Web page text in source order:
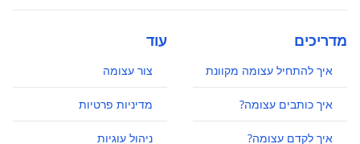
מדריכים
איך להתחיל עצומה מקוונת
איך כותבים עצומה?
איך לקדם עצומה?
עוד
צור עצומה
מדיניות פרטיות
ניהול עוגיות